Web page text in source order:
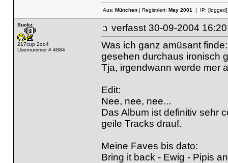
Aus: München| Registriert: May 2001| IP: [logged]
Suckz
217cup 2oo4
Usernummer # 4884
verfasst 30-09-2004
Was ich ganz amüsant
gesehen durchaus ironisch
Tja, irgendwann werde mer
Edit:
Nee, nee, nee...
Das Album ist definitiv sehr
geile Tracks drauf.
Meine Faves bis dato:
Bring it back - Ewig - Pipis